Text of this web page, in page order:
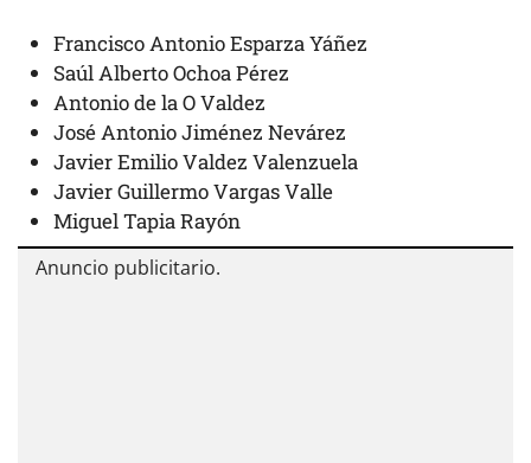
Francisco Antonio Esparza Yáñez
Saúl Alberto Ochoa Pérez
Antonio de la O Valdez
José Antonio Jiménez Nevárez
Javier Emilio Valdez Valenzuela
Javier Guillermo Vargas Valle
Miguel Tapia Rayón